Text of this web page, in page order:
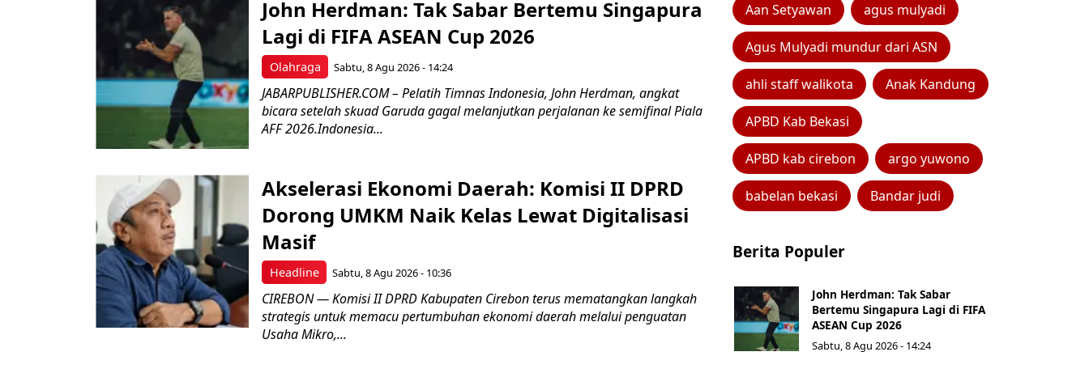
Olahraga
John Herdman: Tak Sabar Bertemu Singapura
Lagi di FIFA ASEAN Cup 2026
Sabtu, 8 Agu 2026 - 14:24
JABARPUBLISHER.COM – Pelatih Timnas Indonesia, John Herdman, angkat
bicara setelah skuad Garuda gagal melanjutkan perjalanan ke semifinal Piala
AFF 2026.Indonesia...
Headline
Akselerasi Ekonomi Daerah: Komisi II DPRD
Dorong UMKM Naik Kelas Lewat Digitalisasi
Masif
Sabtu, 8 Agu 2026 - 10:36
CIREBON — Komisi II DPRD Kabupaten Cirebon terus mematangkan langkah
strategis untuk memacu pertumbuhan ekonomi daerah melalui penguatan
Usaha Mikro,...
Aan Setyawan agus mulyadi
Agus Mulyadi mundur dari ASN
ahli staff walikota Anak Kandung
APBD Kab Bekasi
APBD kab cirebon argo yuwono
babelan bekasi Bandar judi
Berita Populer
John Herdman: Tak Sabar
Bertemu Singapura Lagi di FIFA
ASEAN Cup 2026
Sabtu, 8 Agu 2026 - 14:24